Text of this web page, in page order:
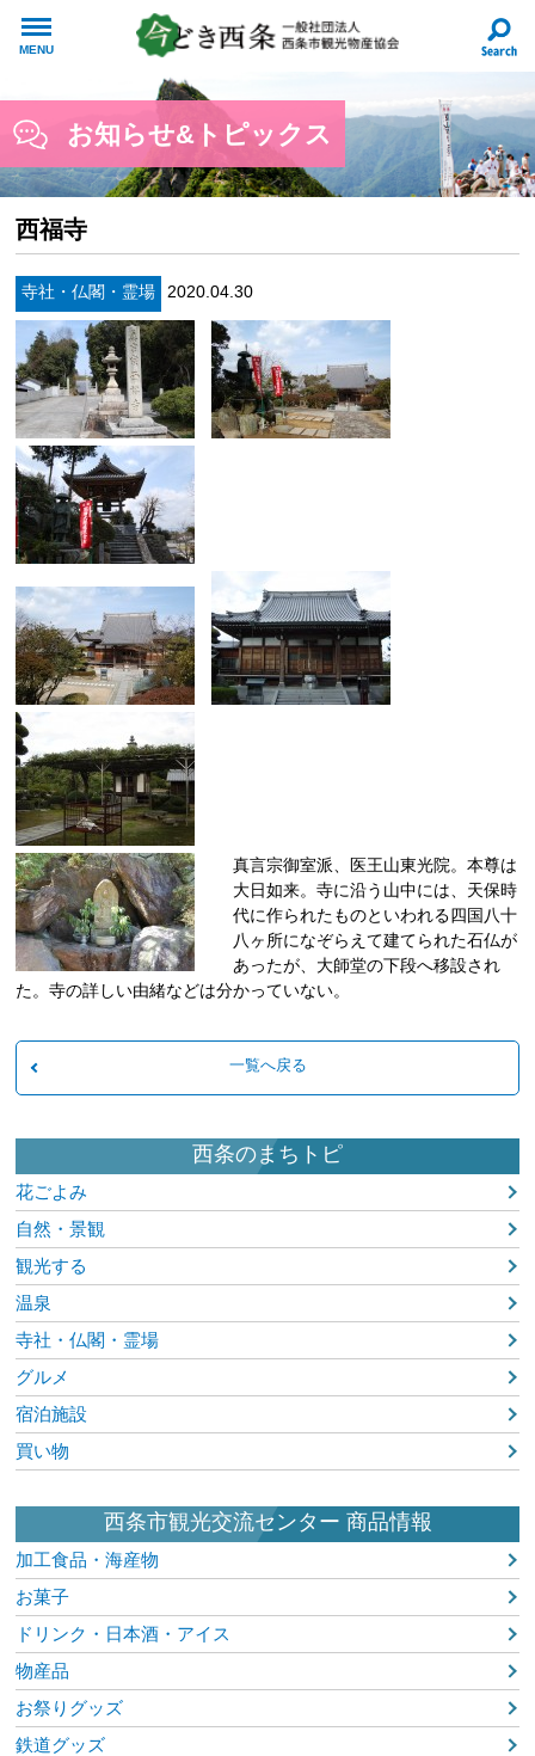
MENU
お知らせ&トピックス
西福寺
寺社・仏閣・霊場 2020.04.30
真言宗御室派、医王山東光院。本尊は
大日如来。寺に沿う山中には、天保時
代に作られたものといわれる四国八十
八ヶ所になぞらえて建てられた石仏が
あったが、大師堂の下段へ移設され
た。寺の詳しい由緒などは分かっていない。
一覧へ戻る
西条のまちトピ
花ごよみ
自然・景観
観光する
温泉
寺社・仏閣・霊場
グルメ
宿泊施設
買い物
西条市観光交流センター 商品情報
加工食品・海産物
お菓子
ドリンク・日本酒・アイス
物産品
お祭りグッズ
鉄道グッズ